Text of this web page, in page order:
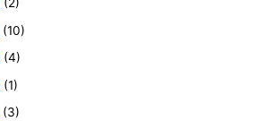
(2)
(10)
(4)
(1)
(3)